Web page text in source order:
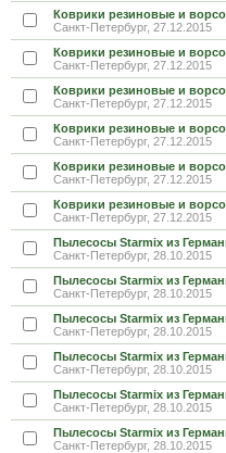
Коврики резиновые и
Санкт-Петербург, 27.12.2015
Коврики резиновые и
Санкт-Петербург, 27.12.2015
Коврики резиновые и
Санкт-Петербург, 27.12.2015
Коврики резиновые и
Санкт-Петербург, 27.12.2015
Коврики резиновые и
Санкт-Петербург, 27.12.2015
Коврики резиновые и
Санкт-Петербург, 27.12.2015
Пылесосы Starmix из
Санкт-Петербург, 28.10.2015
Пылесосы Starmix из
Санкт-Петербург, 28.10.2015
Пылесосы Starmix из
Санкт-Петербург, 28.10.2015
Пылесосы Starmix из
Санкт-Петербург, 28.10.2015
Пылесосы Starmix из
Санкт-Петербург, 28.10.2015
Пылесосы Starmix из
Санкт-Петербург, 28.10.2015